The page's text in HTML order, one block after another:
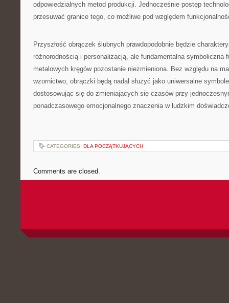
odpowiedzialnych metod produkcji. Jednocześnie postęp
przesuwać granice tego, co możliwe pod względem
Przyszłość obrączek ślubnych prawdopodobnie będzie
różnorodnością i personalizacją, ale fundamentalna symboliczna
metalowych kręgów pozostanie niezmieniona. Bez względu na
wzornictwo, obrączki będą nadal służyć jako uniwersalne
dostosowując się do zmieniających się czasów przy
ponadczasowego emocjonalnego znaczenia w ludzkim
CATEGORIES: DLA POCZĄTKUJĄCYCH
Comments are closed.